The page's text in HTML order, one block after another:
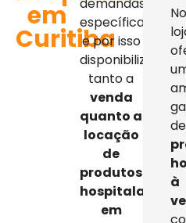
em
Curitiba
específicas,
e por isso
disponibilizamos
tanto a
venda
quanto a
locação
de
produtos
hospitalares
em
de
à